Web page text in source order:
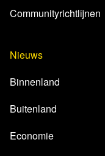
Communityrichtlijnen
Nieuws
Binnenland
Buitenland
Economie